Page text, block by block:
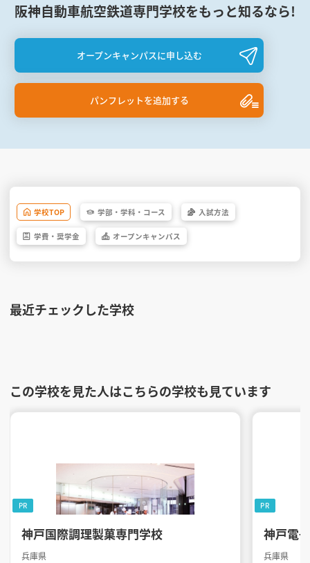
阪神自動車航空鉄道専門学校をもっと知るなら!
オープンキャンパスに申し込む
パンフレットを追加する
学校TOP 学部・ 学科・ コース 入試方法
学費・ 奨学金 オープンキャンパス
最近チェックした学校
この学校を見た人はこちらの学校も見ています
神戸国際調理製菓専門学校
兵庫県
PR
神戸電
兵庫県
PR